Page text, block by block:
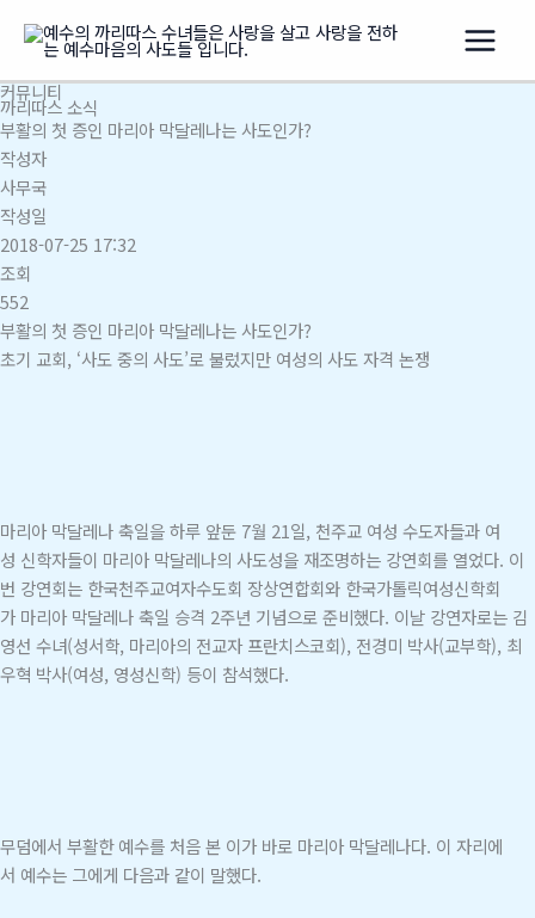
로
건
너
뛰
기
커뮤니티
까리따스 소식
부활의 첫 증인 마리아 막달레나는 사도인가?
작성자
사무국
작성일
2018-07-25 17:32
조회
552
부활의 첫 증인 마리아 막달레나는 사도인가?
초기 교회, ‘사도 중의 사도’로 불렀지만 여성의 사도 자격 논쟁
마리아 막달레나 축일을 하루 앞둔 7월 21일, 천주교 여성 수도자들과 여
성 신학자들이 마리아 막달레나의 사도성을 재조명하는 강연회를 열었다. 이
번 강연회는 한국천주교여자수도회 장상연합회와 한국가톨릭여성신학회
가 마리아 막달레나 축일 승격 2주년 기념으로 준비했다. 이날 강연자로는 김
영선 수녀(성서학, 마리아의 전교자 프란치스코회), 전경미 박사(교부학), 최
우혁 박사(여성, 영성신학) 등이 참석했다.
무덤에서 부활한 예수를 처음 본 이가 바로 마리아 막달레나다. 이 자리에
서 예수는 그에게 다음과 같이 말했다.